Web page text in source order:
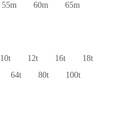
55m 60m
65m
10t 12t 16t
18t
64t 80t 100t